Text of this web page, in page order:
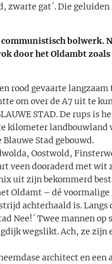
zwarte gat´. Die
bolwerk.
door het Oldambt
rood gevaarte
om over de A7 uit te
STAD. De rups is
kilometer landbouwland
Stad gebouwd.
Oostwold,
veen dooraderd met
uit zijn bekommerd
Oldamt – dé voormalige
achterhaald is. Langs
Nee!´ Twee mannen op
wegslikt. Ach, ze zijn
architect en